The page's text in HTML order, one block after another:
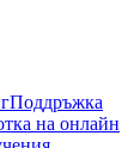
Поддръжка
на онлайн